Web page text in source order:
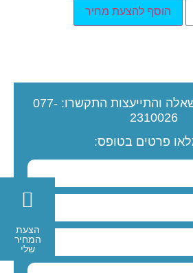
הוסף להצעת מחיר
והתייעצות התקשרו: 077-
2310026
פרטים בטופס:
הצעת
המחיר
שלי